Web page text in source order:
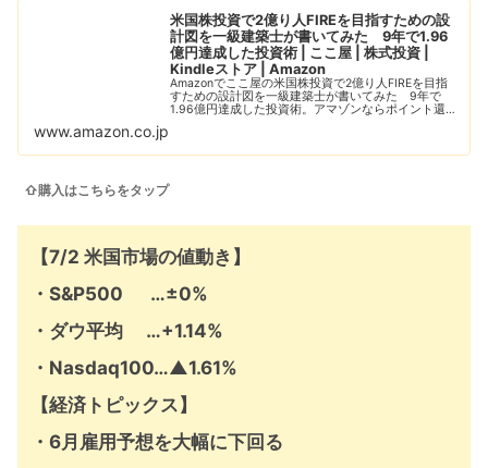
米国株投資で2億り人FIREを目指すための設
計図を一級建築士が書いてみた 9年で1.96
億円達成した投資術 | ここ屋 | 株式投資 |
Kindleストア | Amazon
Amazonでここ屋の米国株投資で2億り人FIREを目指
すための設計図を一級建築士が書いてみた 9年で
1.96億円達成した投資術。アマゾンならポイント還元
www.amazon.co.jp
⇧購入はこちらをタップ
【7/2 米国市場の値動き】
・S&P500 …±0%
・ダウ平均 …+1.14%
・Nasdaq100…▲1.61%
【経済トピックス】
・6月雇用予想を大幅に下回る